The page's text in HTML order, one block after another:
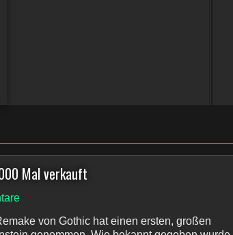
Mal verkauft
von Gothic hat einen ersten, großen